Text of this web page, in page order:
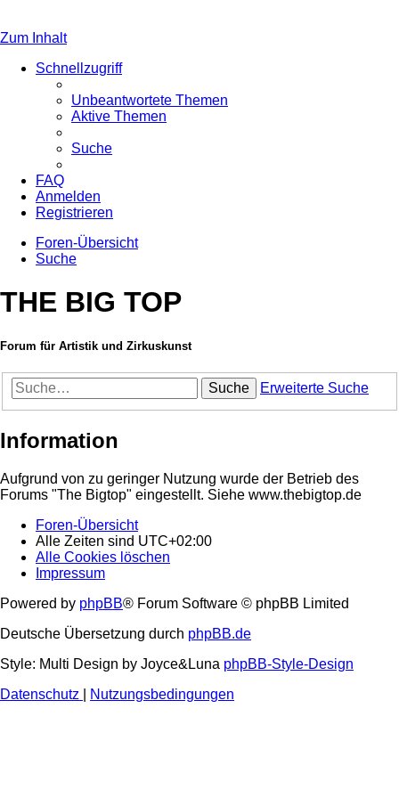
Zum Inhalt
Schnellzugriff
Unbeantwortete Themen
Aktive Themen
Suche
FAQ
Anmelden
Registrieren
Foren-Übersicht
Suche
THE BIG TOP
Forum für Artistik und Zirkuskunst
Suche Erweiterte Suche
Information
Aufgrund von zu geringer Nutzung wurde der Betrieb des
Forums "The Bigtop" eingestellt. Siehe www.thebigtop.de
Foren-Übersicht
Alle Zeiten sind UTC+02:00
Alle Cookies löschen
Impressum
Powered by phpBB® Forum Software © phpBB Limited
Deutsche Übersetzung durch phpBB.de
Style: Multi Design by Joyce&Luna phpBB-Style-Design
Datenschutz
Nutzungsbedingungen